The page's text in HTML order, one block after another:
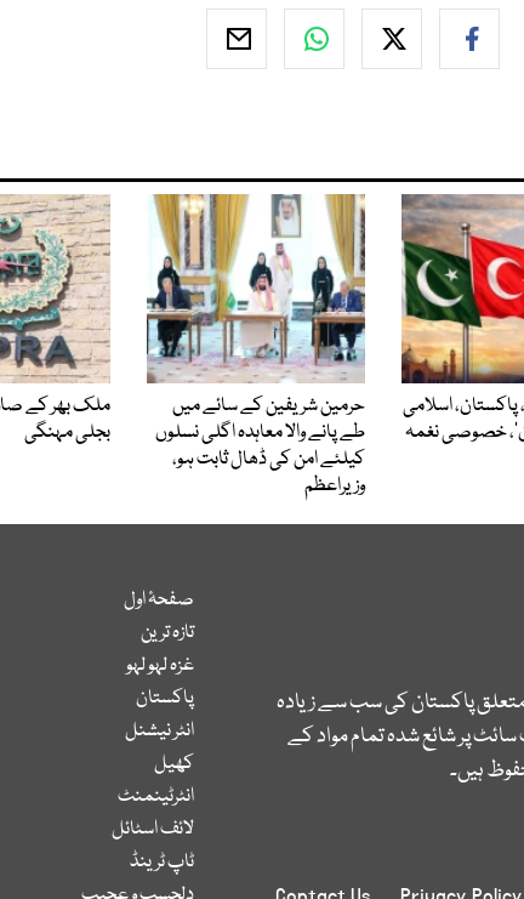
پاکستان، اسلامی
خصوصی نغمہ
حرمین شریفین کے سائے میں
طے پانے والا معاہدہ اگلی نسلوں
کیلئے امن کی ڈھال ثابت ہو،
وزیراعظم
ملک بھر کے
بجلی مہنگی
پاکستان کی سب سے زیادہ
پر شائع شدہ تمام مواد کے
ہیں۔
صفحۂ اول
تازہ ترین
غزہ لہو لہو
پاکستان
انٹر نیشنل
کھیل
انٹرٹینمنٹ
لائف اسٹائل
ٹاپ ٹرینڈ